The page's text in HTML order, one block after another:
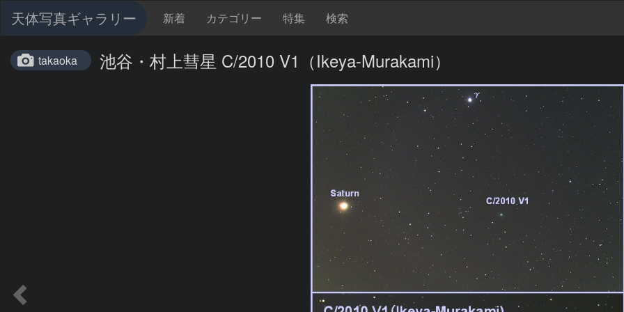
天体写真ギャラリー 新着 カテゴリー 特集 検索
takaoka 池谷・村上彗星 C/2010 V1（Ikeya-Murakami）